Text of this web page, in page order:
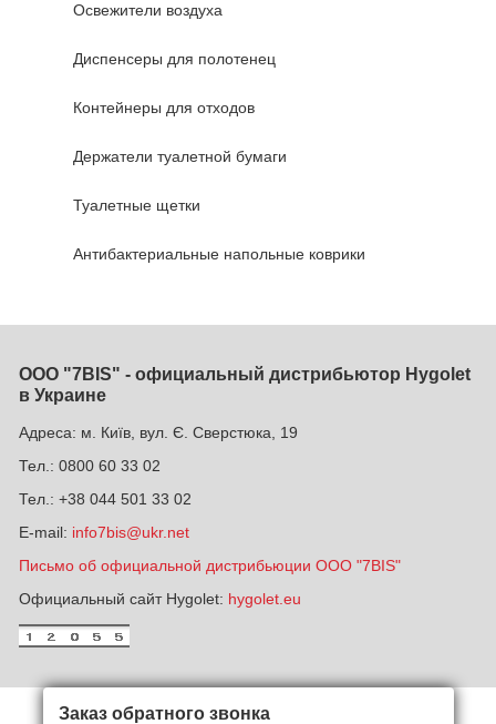
Освежители воздуха
Диспенсеры для полотенец
Контейнеры для отходов
Держатели туалетной бумаги
Туалетные щетки
Антибактериальные напольные коврики
ООО "7BIS" - официальный дистрибьютор Hygolet
в Украине
Адреса: м. Київ, вул. Є. Сверстюка, 19
Тел.: 0800 60 33 02
Тел.: +38 044 501 33 02
E-mail: info7bis@ukr.net
Письмо об официальной дистрибьюции ООО "7BIS"
Официальный сайт Hygolet: hygolet.eu
Заказ обратного звонка